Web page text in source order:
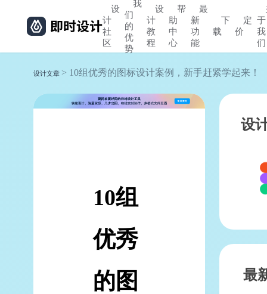
设
计
社
区
我
们
的
优
势
设
计
教
程
帮
助
中
心
最
新
功
能
下
载
定
价
于
我
们
设计文章 > 10组优秀的图标设计案例，新手赶紧学起来！
10组
优秀
的图
设
最